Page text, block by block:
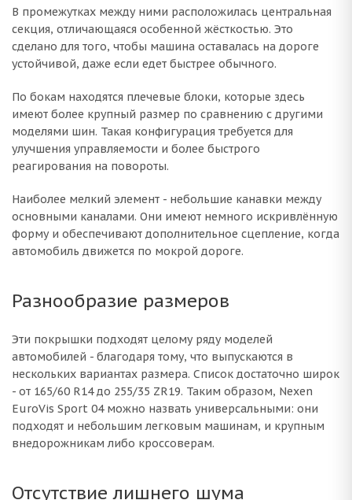
В промежутках между ними расположилась центральная
секция, отличающаяся особенной жёсткостью. Это
сделано для того, чтобы машина оставалась на дороге
устойчивой, даже если едет быстрее обычного.
По бокам находятся плечевые блоки, которые здесь
имеют более крупный размер по сравнению с другими
моделями шин. Такая конфигурация требуется для
улучшения управляемости и более быстрого
реагирования на повороты.
Наиболее мелкий элемент - небольшие канавки между
основными каналами. Они имеют немного искривлённую
форму и обеспечивают дополнительное сцепление, когда
автомобиль движется по мокрой дороге.
Разнообразие размеров
Эти покрышки подходят целому ряду моделей
автомобилей - благодаря тому, что выпускаются в
нескольких вариантах размера. Список достаточно широк
- от 165/60 R14 до 255/35 ZR19. Таким образом, Nexen
EuroVis Sport 04 можно назвать универсальными: они
подходят и небольшим легковым машинам, и крупным
внедорожникам либо кроссоверам.
Отсутствие лишнего шума